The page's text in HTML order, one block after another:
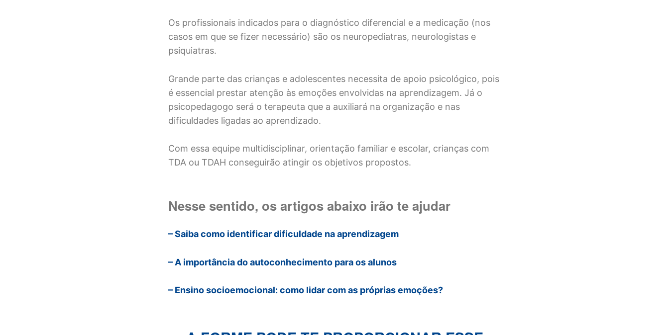
Os profissionais indicados para o diagnóstico diferencial e a medicação (nos
casos em que se fizer necessário) são os neuropediatras, neurologistas e
psiquiatras.
Grande parte das crianças e adolescentes necessita de apoio psicológico, pois
é essencial prestar atenção às emoções envolvidas na aprendizagem. Já o
psicopedagogo será o terapeuta que a auxiliará na organização e nas
dificuldades ligadas ao aprendizado.
Com essa equipe multidisciplinar, orientação familiar e escolar, crianças com
TDA ou TDAH conseguirão atingir os objetivos propostos.
Nesse sentido, os artigos abaixo irão te ajudar
– Saiba como identificar dificuldade na aprendizagem
– A importância do autoconhecimento para os alunos
– Ensino socioemocional: como lidar com as próprias emoções?